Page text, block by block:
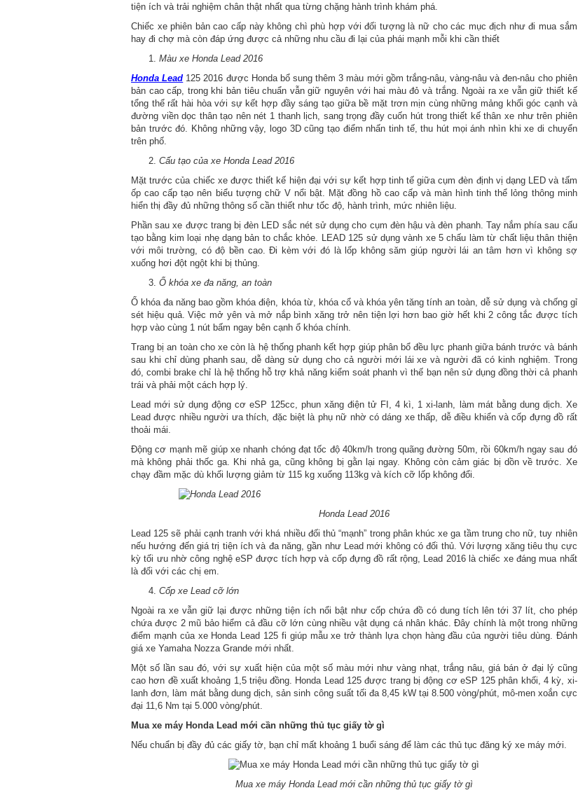
tiện ích và trải nghiệm chân thật nhất qua từng chặng hành trình khám phá.
Chiếc xe phiên bản cao cấp này không chì phù hợp với đối tượng là nữ cho các mục địch như đi mua sắm
hay đi chợ mà còn đáp ứng được cả những nhu cầu đi lại của phái mạnh mỗi khi cần thiết
Màu xe Honda Lead 2016
Honda Lead 125 2016 được Honda bổ sung thêm 3 màu mới gồm trắng-nâu, vàng-nâu và đen-nâu cho phiên
bản cao cấp, trong khi bản tiêu chuẩn vẫn giữ nguyên với hai màu đỏ và trắng. Ngoài ra xe vẫn giữ thiết kế
tổng thể rất hài hòa với sự kết hợp đầy sáng tạo giữa bề mặt trơn mịn cùng những mảng khối góc cạnh và
đường viền dọc thân tạo nên nét 1 thanh lịch, sang trọng đầy cuốn hút trong thiết kế thân xe như trên phiên
bản trước đó. Không những vậy, logo 3D cũng tạo điểm nhấn tinh tế, thu hút mọi ánh nhìn khi xe di chuyển
trên phố.
Cấu tạo của xe Honda Lead 2016
Mặt trước của chiếc xe được thiết kế hiện đại với sự kết hợp tinh tế giữa cụm đèn định vị dạng LED và tấm
ốp cao cấp tạo nên biểu tượng chữ V nổi bật. Mặt đồng hồ cao cấp và màn hình tinh thể lỏng thông minh
hiển thị đầy đủ những thông số cần thiết như tốc độ, hành trình, mức nhiên liệu.
Phần sau xe được trang bị đèn LED sắc nét sử dụng cho cụm đèn hậu và đèn phanh. Tay nắm phía sau cấu
tạo bằng kim loại nhẹ dạng bản to chắc khỏe. LEAD 125 sử dụng vành xe 5 chấu làm từ chất liệu thân thiện
với môi trường, có độ bền cao. Đi kèm với đó là lốp không săm giúp người lái an tâm hơn vì không sợ
xuống hơi đột ngột khi bị thủng.
Ổ khóa xe đa năng, an toàn
Ổ khóa đa năng bao gồm khóa điện, khóa từ, khóa cổ và khóa yên tăng tính an toàn, dễ sử dụng và chống gỉ
sét hiệu quả. Việc mở yên và mở nắp bình xăng trở nên tiện lợi hơn bao giờ hết khi 2 công tắc được tích
hợp vào cùng 1 nút bấm ngay bên cạnh ổ khóa chính.
Trang bị an toàn cho xe còn là hệ thống phanh kết hợp giúp phân bổ đều lực phanh giữa bánh trước và bánh
sau khi chỉ dùng phanh sau, dễ dàng sử dụng cho cả người mới lái xe và người đã có kinh nghiệm. Trong
đó, combi brake chỉ là hệ thống hỗ trợ khả năng kiểm soát phanh vì thế bạn nên sử dụng đồng thời cả phanh
trái và phải một cách hợp lý.
Lead mới sử dụng động cơ eSP 125cc, phun xăng điện tử FI, 4 kì, 1 xi-lanh, làm mát bằng dung dịch. Xe
Lead được nhiều người ưa thích, đặc biệt là phụ nữ nhờ có dáng xe thấp, dễ điều khiển và cốp đựng đồ rất
thoải mái.
Động cơ mạnh mẽ giúp xe nhanh chóng đạt tốc độ 40km/h trong quãng đường 50m, rồi 60km/h ngay sau đó
mà không phải thốc ga. Khi nhả ga, cũng không bị gằn lại ngay. Không còn cảm giác bị dồn về trước. Xe
chạy đầm mặc dù khối lượng giảm từ 115 kg xuống 113kg và kích cỡ lốp không đổi.
Honda Lead 2016
Lead 125 sẽ phải cạnh tranh với khá nhiều đối thủ “mạnh” trong phân khúc xe ga tầm trung cho nữ, tuy nhiên
nếu hướng đến giá trị tiện ích và đa năng, gần như Lead mới không có đối thủ. Với lượng xăng tiêu thụ cực
kỳ tối ưu nhờ công nghệ eSP được tích hợp và cốp đựng đồ rất rộng, Lead 2016 là chiếc xe đáng mua nhất
là đối với các chị em.
Cốp xe Lead cỡ lớn
Ngoài ra xe vẫn giữ lại được những tiện ích nổi bật như cốp chứa đồ có dung tích lên tới 37 lít, cho phép
chứa được 2 mũ bảo hiểm cả đầu cỡ lớn cùng nhiều vật dụng cá nhân khác. Đây chính là một trong những
điểm mạnh của xe Honda Lead 125 fi giúp mẫu xe trở thành lựa chọn hàng đầu của người tiêu dùng. Đánh
giá xe Yamaha Nozza Grande mới nhất.
Một số lần sau đó, với sự xuất hiện của một số màu mới như vàng nhạt, trắng nâu, giá bán ở đại lý cũng
cao hơn đề xuất khoảng 1,5 triệu đồng. Honda Lead 125 được trang bị động cơ eSP 125 phân khối, 4 kỳ, xi-
lanh đơn, làm mát bằng dung dịch, sản sinh công suất tối đa 8,45 kW tại 8.500 vòng/phút, mô-men xoắn cực
đại 11,6 Nm tại 5.000 vòng/phút.
Mua xe máy Honda Lead mới cần những thủ tục giấy tờ gì
Nếu chuẩn bị đầy đủ các giấy tờ, bạn chỉ mất khoảng 1 buổi sáng để làm các thủ tục đăng ký xe máy mới.
Mua xe máy Honda Lead mới cần những thủ tục giấy tờ gì